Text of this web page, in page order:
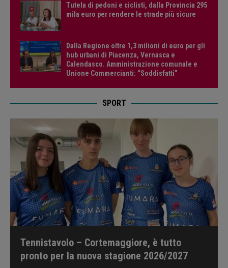
Tutela di pedoni e ciclisti, dalla Provincia 295
mila euro per rendere le strade più sicure
Dalla Regione oltre 1,3 milioni di euro per gli
hub urbani di Piacenza, Vernasca e
Calendasco. Amministrazione comunale e
Unione Commercianti: “Soddisfatti”
SPORT
Tennistavolo – Cortemaggiore, è tutto
pronto per la nuova stagione 2026/2027